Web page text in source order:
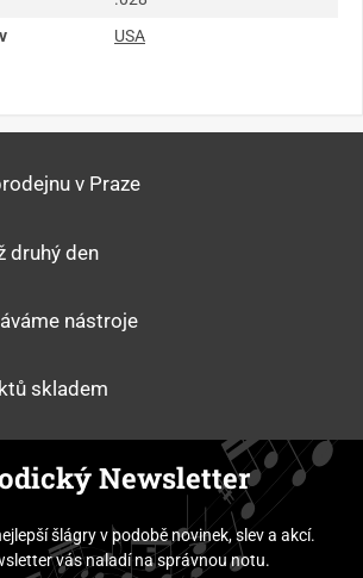
USA
v Praze
druhý den
nástroje
skladem
Newsletter
šlágry v podobě novinek, slev a akcí.
vás naladí na správnou notu.